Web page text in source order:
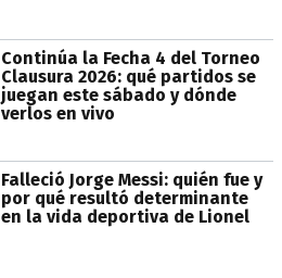
Continúa la Fecha 4 del Torneo
Clausura 2026: qué partidos se
juegan este sábado y dónde
verlos en vivo
Falleció Jorge Messi: quién fue y
por qué resultó determinante
en la vida deportiva de Lionel